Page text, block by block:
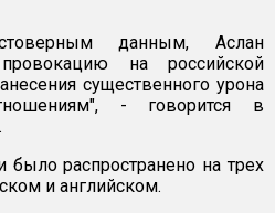
данным, Аслан
на российской
существенного урона
- говорится в
распространено на трех
и английском.